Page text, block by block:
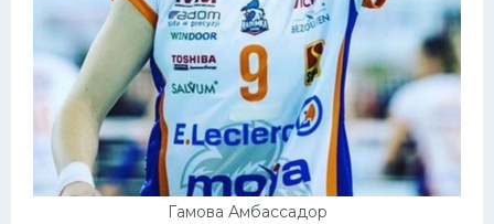
Гамова Амбассадор